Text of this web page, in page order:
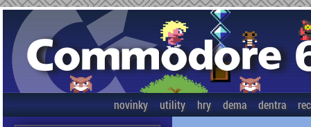
novinky utility hry dema dentra